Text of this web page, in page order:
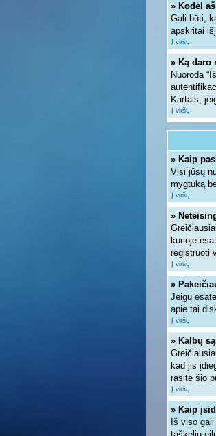
» Kodėl
Gali būti,
apskritai
Į viršų
» Ką daro
Nuoroda
Kartais,
Į viršų
» Kaip
Visi jūsų
mygtuką
Į viršų
»
kurioje
registruoti
Į viršų
»
Jeigu
apie tai
Į viršų
» Kalbų
kad jis
rasite šio
Į viršų
» Kaip
Iš viso